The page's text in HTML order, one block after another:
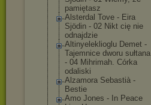
pamiętasz
Alsterdal Tove - Eira
Sjödin - 02 Nikt cię nie
odnajdzie
Altinyelekliog lu Demet -
Tajemnice dworu sułtana
- 04 Mihrimah. Córka
odaliski
Alzamora Sebastià -
Bestie
Amo Jones - In Peace